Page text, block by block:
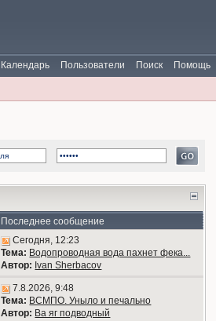
Помощь
Поиск
Пользователи
Календарь
Последнее сообщение
Сегодня, 12:23
Тема: Водопроводная вода пахнет фека...
Автор: Ivan Sherbacov
7.8.2026, 9:48
Тема: ВСМПО. Уныло и печально
Автор: Ва яг подводный